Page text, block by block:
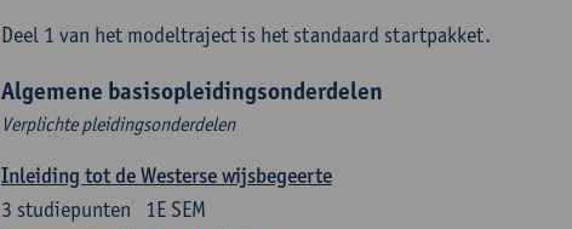
Deel 1 van het modeltraject is het standaard startpakket.
Algemene basisopleidingsonderdelen
Verplichte pleidingsonderdelen
Inleiding tot de Westerse wijsbegeerte
1E SEM
3 studiepunten